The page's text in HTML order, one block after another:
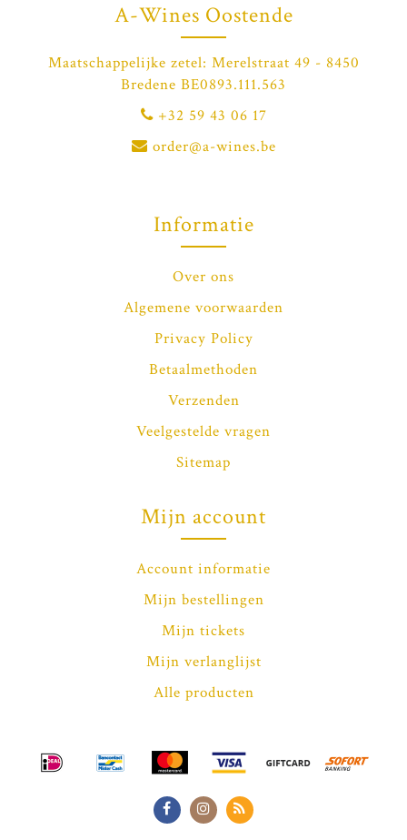
A-Wines Oostende
Maatschappelijke zetel: Merelstraat 49 - 8450
Bredene BE0893.111.563
+32 59 43 06 17
order@a-wines.be
Informatie
Over ons
Algemene voorwaarden
Privacy Policy
Betaalmethoden
Verzenden
Veelgestelde vragen
Sitemap
Mijn account
Account informatie
Mijn bestellingen
Mijn tickets
Mijn verlanglijst
Alle producten